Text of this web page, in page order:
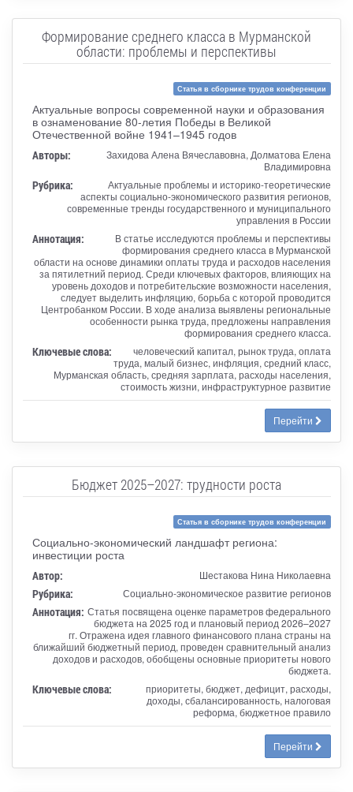
Формирование среднего класса в Мурманской
области: проблемы и перспективы
Статья в сборнике трудов конференции
Актуальные вопросы современной науки и образования
в ознаменование 80-летия Победы в Великой
Отечественной войне 1941–1945 годов
Авторы:
Захидова Алена Вячеславовна, Долматова Елена
Владимировна
Рубрика:
Актуальные проблемы и историко-теоретические
аспекты социально-экономического развития регионов,
современные тренды государственного и муниципального
управления в России
Аннотация:
В статье исследуются проблемы и перспективы
формирования среднего класса в Мурманской
области на основе динамики оплаты труда и расходов населения
за пятилетний период. Среди ключевых факторов, влияющих на
уровень доходов и потребительские возможности населения,
следует выделить инфляцию, борьба с которой проводится
Центробанком России. В ходе анализа выявлены региональные
особенности рынка труда, предложены направления
формирования среднего класса.
Ключевые слова:
человеческий капитал, рынок труда, оплата
труда, малый бизнес, инфляция, средний класс,
Мурманская область, средняя зарплата, расходы населения,
стоимость жизни, инфраструктурное развитие
Перейти
Бюджет 2025–2027: трудности роста
Статья в сборнике трудов конференции
Социально-экономический ландшафт региона:
инвестиции роста
Автор: Шестакова Нина Николаевна
Рубрика: Социально-экономическое развитие регионов
Аннотация: Статья посвящена оценке параметров федерального
бюджета на 2025 год и плановый период 2026–2027
гг. Отражена идея главного финансового плана страны на
ближайший бюджетный период, проведен сравнительный анализ
доходов и расходов, обобщены основные приоритеты нового
бюджета.
Ключевые слова:
приоритеты, бюджет, дефицит, расходы,
доходы, сбалансированность, налоговая
реформа, бюджетное правило
Перейти